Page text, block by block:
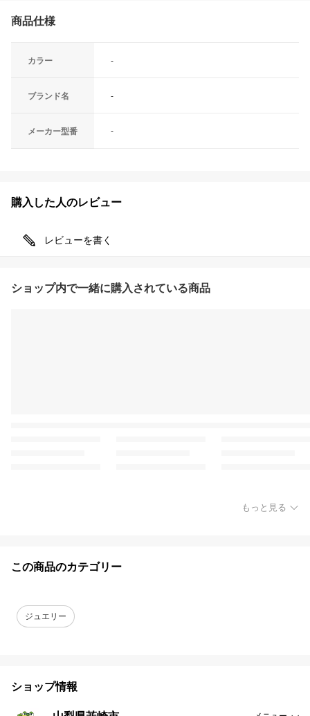
商品仕様
カラー -
ブランド名 -
メーカー型番 -
購入した人のレビュー
レビューを書く
ショップ内で一緒に購入されている商品
もっと見る
この商品のカテゴリー
ジュエリー
ショップ情報